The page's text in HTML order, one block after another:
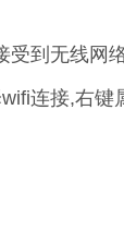
受到无线网
连接,右键